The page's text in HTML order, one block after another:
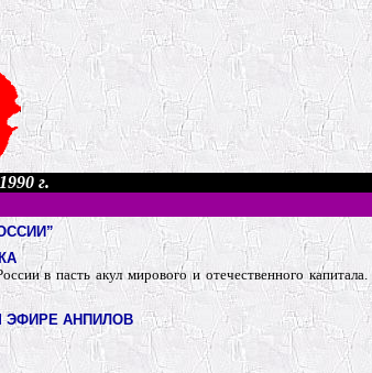
г.
в пасть акул мирового и отечественного
ЭФИРЕ АНПИЛОВ